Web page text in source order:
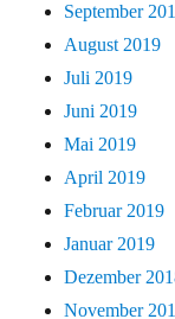
September
August 2019
Juli 2019
Juni 2019
Mai 2019
April 2019
Februar 2019
Januar 2019
Dezember
November